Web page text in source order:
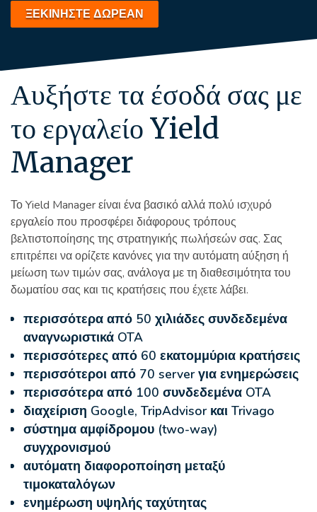
ΞΕΚΙΝΗΣΤΕ ΔΩΡΕΑΝ
Αυξήστε τα έσοδά σας με
το εργαλείο Yield
Manager
Το Yield Manager είναι ένα βασικό αλλά πολύ ισχυρό
εργαλείο που προσφέρει διάφορους τρόπους
βελτιστοποίησης της στρατηγικής πωλήσεών σας. Σας
επιτρέπει να ορίζετε κανόνες για την αυτόματη αύξηση ή
μείωση των τιμών σας, ανάλογα με τη διαθεσιμότητα του
δωματίου σας και τις κρατήσεις που έχετε λάβει.
περισσότερα από 50 χιλιάδες συνδεδεμένα
αναγνωριστικά OTA
περισσότερες από 60 εκατομμύρια κρατήσεις
περισσότεροι από 70 server για ενημερώσεις
περισσότερα από 100 συνδεδεμένα OTA
διαχείριση Google, TripAdvisor και Trivago
σύστημα αμφίδρομου (two-way)
συγχρονισμού
αυτόματη διαφοροποίηση μεταξύ
τιμοκαταλόγων
ενημέρωση υψηλής ταχύτητας